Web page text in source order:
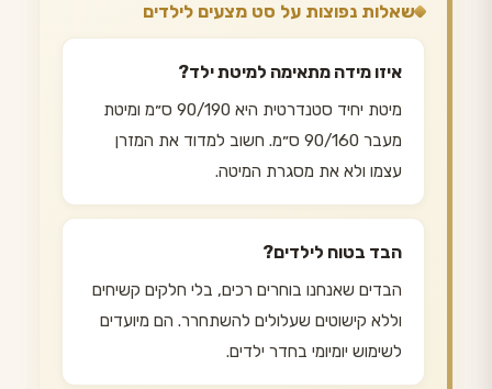
שאלות נפוצות על סט מצעים לילדים
איזו מידה מתאימה למיטת ילד?
מיטת יחיד סטנדרטית היא 90/190 ס״מ ומיטת
מעבר 90/160 ס״מ. חשוב למדוד את המזרן
עצמו ולא את מסגרת המיטה.
הבד בטוח לילדים?
הבדים שאנחנו בוחרים רכים, בלי חלקים קשיחים
וללא קישוטים שעלולים להשתחרר. הם מיועדים
לשימוש יומיומי בחדר ילדים.